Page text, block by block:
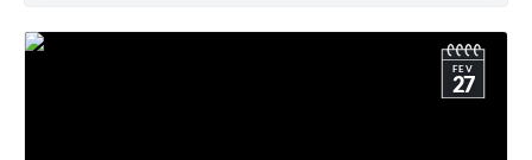
FEV
27